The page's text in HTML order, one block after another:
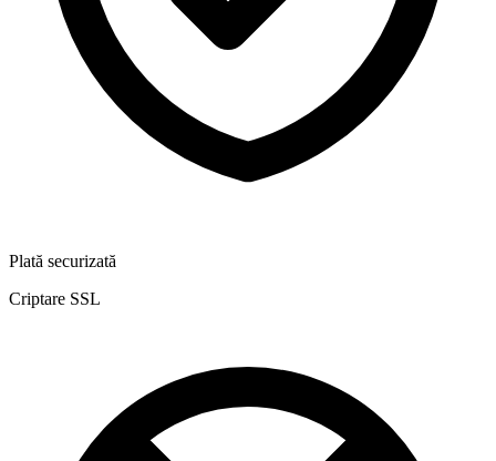
Plată securizată
Criptare SSL